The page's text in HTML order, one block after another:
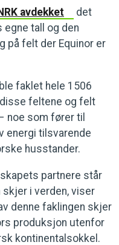
avdekket
det
egne tall og den
på felt der Equinor er
faklet hele 1506
feltene og felt
noe som fører til
energi tilsvarende
husstander.
partnere står
i verden, viser
denne faklingen skjer
produksjon utenfor
kontinentalsokkel.